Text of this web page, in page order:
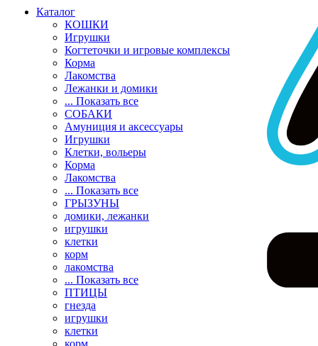
Каталог
КОШКИ
Игрушки
Когтеточки и игровые комплексы
Корма
Лакомства
Лежанки и домики
... Показать все
СОБАКИ
Амуниция и аксессуары
Игрушки
Клетки, вольеры
Корма
Лакомства
... Показать все
ГРЫЗУНЫ
домики, лежанки
игрушки
клетки
корм
лакомства
... Показать все
ПТИЦЫ
гнезда
игрушки
клетки
корм